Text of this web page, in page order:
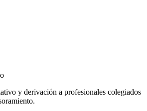
y derivación a profesionales colegiados